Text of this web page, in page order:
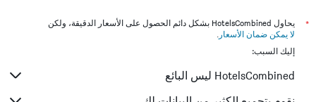
*
يحاول HotelsCombined بشكل دائم الحصول على الأسعار الدقيقة، ولكن
لا يمكن ضمان الأسعار .
إليك السبب:
HotelsCombined ليس البائع